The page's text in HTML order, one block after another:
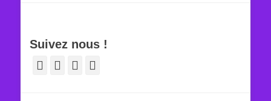
Suivez nous !
FacebookYouTube